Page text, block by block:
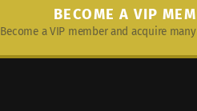
BECOME A VIP
Become a VIP member and acquire